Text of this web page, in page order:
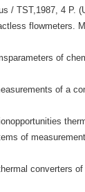
/ TST,1987, 4 P.
flowmeters.
of
of a
of
converters